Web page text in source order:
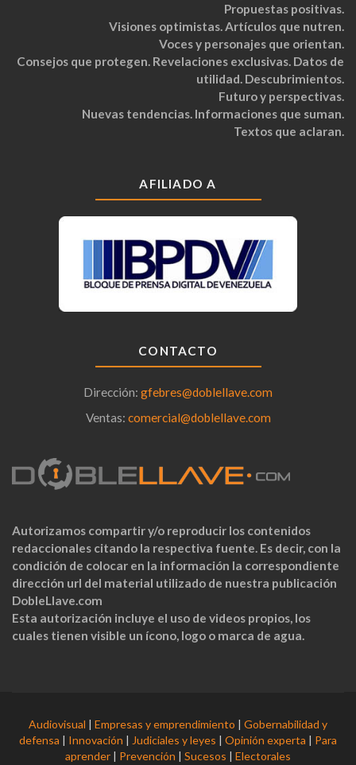
Propuestas positivas.
Visiones optimistas. Artículos que nutren.
Voces y personajes que orientan.
Consejos que protegen. Revelaciones exclusivas. Datos de
utilidad. Descubrimientos.
Futuro y perspectivas.
Nuevas tendencias. Informaciones que suman.
Textos que aclaran.
AFILIADO A
CONTACTO
Dirección: gfebres@doblellave.com
Ventas: comercial@doblellave.com
Autorizamos compartir y/o reproducir los contenidos
redaccionales citando la respectiva fuente. Es decir, con la
condición de colocar en la información la correspondiente
dirección url del material utilizado de nuestra publicación
DobleLlave.com
Esta autorización incluye el uso de videos propios, los
cuales tienen visible un ícono, logo o marca de agua.
Audiovisual | Empresas y emprendimiento | Gobernabilidad y
defensa | Innovación | Judiciales y leyes | Opinión experta | Para
aprender | Prevención | Sucesos | Electorales